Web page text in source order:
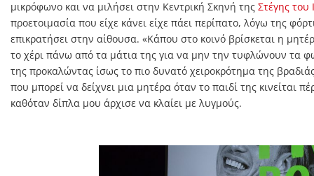
μικρόφωνο και να μιλήσει στην Κεντρική Σκηνή της Στέγης
προετοιμασία που είχε κάνει είχε πάει περίπατο, λόγω της
επικρατήσει στην αίθουσα. «Κάπου στο κοινό βρίσκεται η
το χέρι πάνω από τα μάτια της για να μην την τυφλώνουν τα
της προκαλώντας ίσως το πιο δυνατό χειροκρότημα της
που μπορεί να δείχνει μια μητέρα όταν το παιδί της κινείται
καθόταν δίπλα μου άρχισε να κλαίει με λυγμούς.